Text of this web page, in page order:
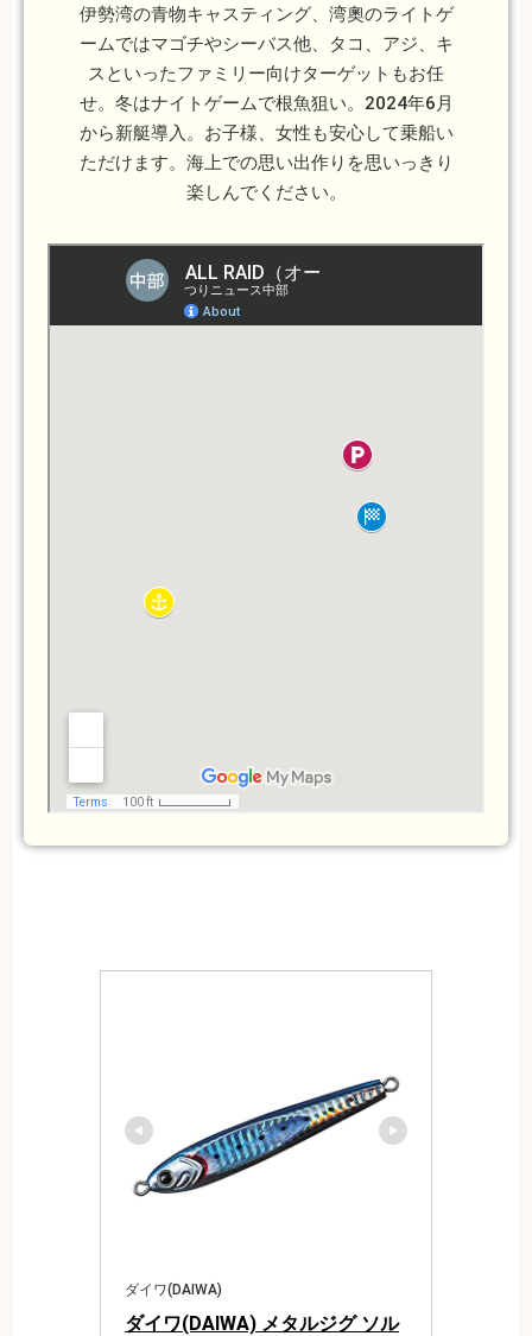
伊勢湾の青物キャスティング、湾奧のライトゲ
ームではマゴチやシーバス他、タコ、アジ、キ
スといったファミリー向けターゲットもお任
せ。冬はナイトゲームで根魚狙い。2024年6月
から新艇導入。お子様、女性も安心して乗船い
ただけます。海上での思い出作りを思いっきり
楽しんでください。
ダイワ(DAIWA)
ダイワ(DAIWA) メタルジグ ソル